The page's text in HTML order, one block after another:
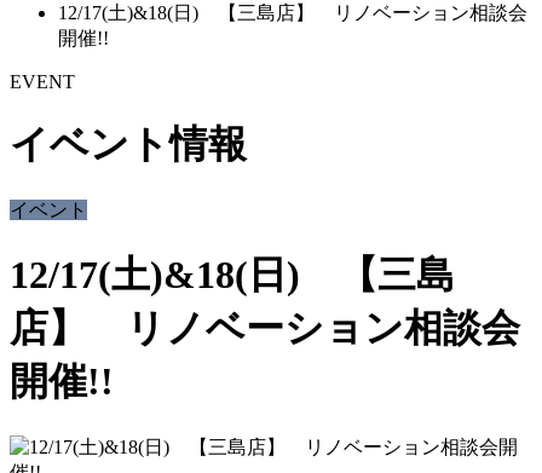
12/17(土)&18(日) 【三島店】 リノベーション相談会
開催!!
EVENT
イベント情報
イベント
12/17(土)&18(日) 【三島
店】 リノベーション相談会
開催!!